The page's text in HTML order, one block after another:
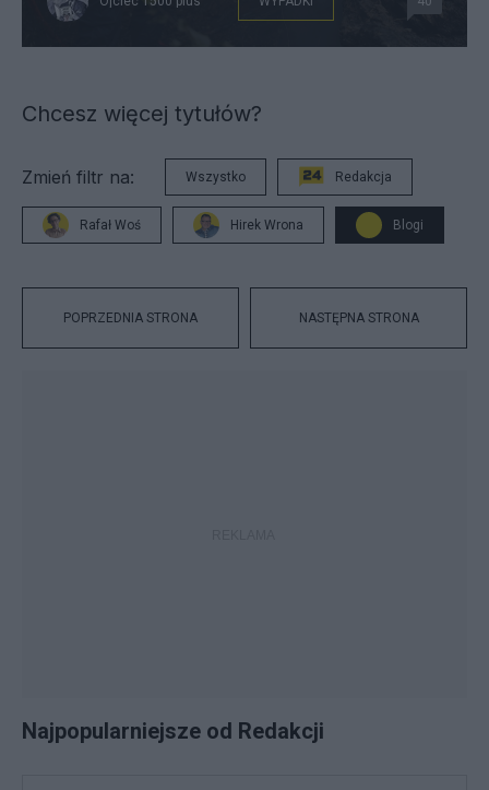
Chcesz więcej tytułów?
Zmień filtr na: Wszystko Redakcja
Rafał Woś Hirek Wrona Blogi
POPRZEDNIA STRONA NASTĘPNA STRONA
Najpopularniejsze od Redakcji